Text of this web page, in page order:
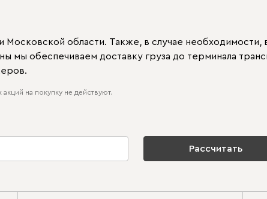
области. Также, в случае необходимости,
мы обеспечиваем доставку груза до терминала
на покупку не действуют.
Рассчитать